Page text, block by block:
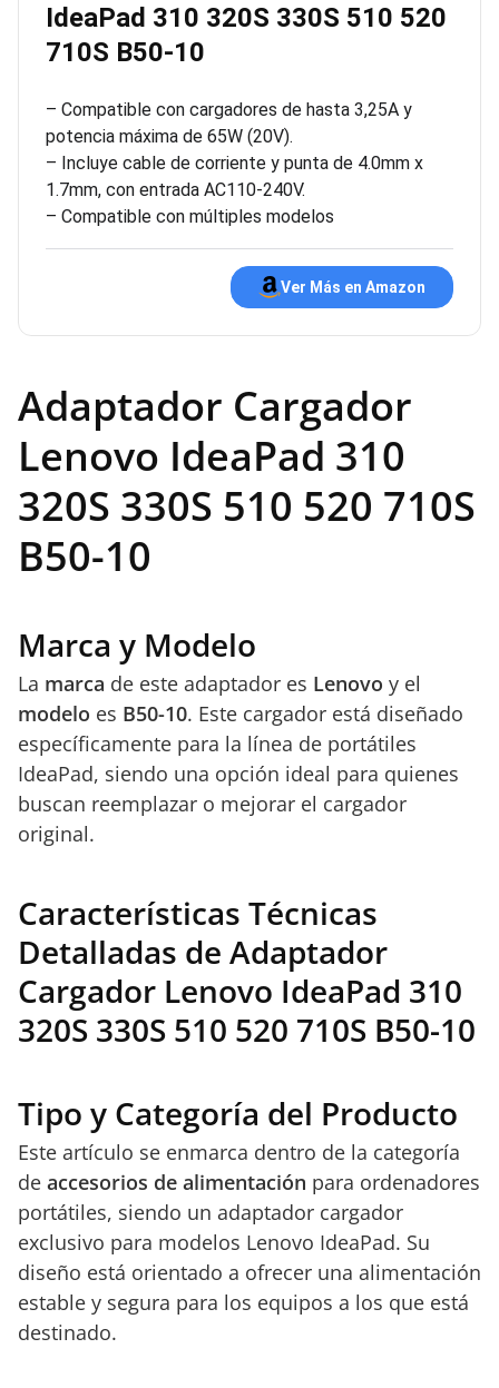
IdeaPad 310 320S 330S 510 520
710S B50-10
– Compatible con cargadores de hasta 3,25A y
potencia máxima de 65W (20V).
– Incluye cable de corriente y punta de 4.0mm x
1.7mm, con entrada AC110-240V.
– Compatible con múltiples modelos
Ver Más en Amazon
Adaptador Cargador
Lenovo IdeaPad 310
320S 330S 510 520 710S
B50-10
Marca y Modelo
La marca de este adaptador es Lenovo y el
modelo es B50-10. Este cargador está diseñado
específicamente para la línea de portátiles
IdeaPad, siendo una opción ideal para quienes
buscan reemplazar o mejorar el cargador
original.
Características Técnicas
Detalladas de Adaptador
Cargador Lenovo IdeaPad 310
320S 330S 510 520 710S B50-10
Tipo y Categoría del Producto
Este artículo se enmarca dentro de la categoría
de accesorios de alimentación para ordenadores
portátiles, siendo un adaptador cargador
exclusivo para modelos Lenovo IdeaPad. Su
diseño está orientado a ofrecer una alimentación
estable y segura para los equipos a los que está
destinado.